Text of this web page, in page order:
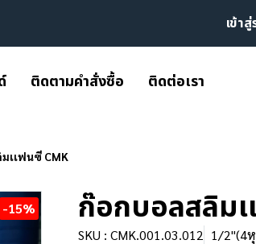
เข้า
ติดตามคำสั่งซื้อ ติดต่อเรา
เเฟนซี CMK
-15% ก๊อกบอลสลิม
SKU : CMK.001.03.012 1/2"(4